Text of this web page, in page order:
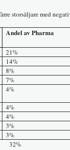
storsäljare med
Andel av Pharma
21%
14%
8%
7%
4%
4%
4%
3%
3%